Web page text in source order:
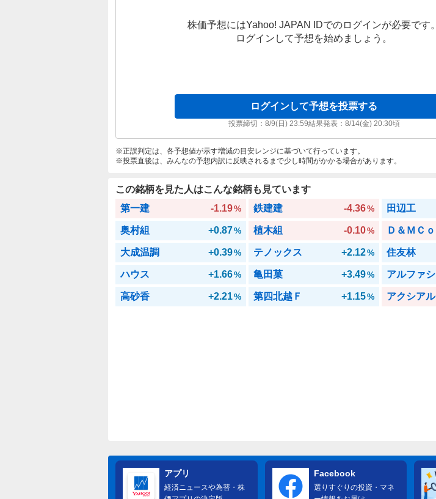
株価予想にはYahoo! JAPAN IDでのログインが必要です。
ログインして予想を始めましょう。
ログインして予想を投票する
投票締切： 8/9(日) 23:59結果発表： 8/14(金) 20:30頃
正誤判定は、各予想値が示す増減の目安レンジに基づいて行っています。
投票直後は、みんなの予想内訳に反映されるまで少し時間がかかる場合があります。
この銘柄を見た人はこんな銘柄も見ています
第一建
-1.19% 鉄建建 -4.36% 田辺工
奥村組 +0.87% 植木組 -0.10% Ｄ＆ＭＣｏ
大成温調 +0.39% テノックス +2.12% 住友林
ハウス +1.66% 亀田菓 +3.49% アルファシ
高砂香 +2.21% 第四北越Ｆ +1.15% アクシアル
アプリ
経済ニュースや為替・株
Facebook
選りすぐりの投資・マネ